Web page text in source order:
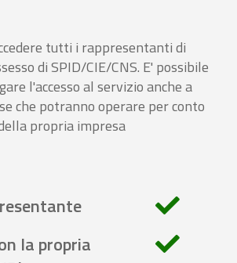
tutti i rappresentanti di
di SPID/CIE/CNS. E' possibile
l'accesso al servizio anche a
che potranno operare per conto
propria impresa
la propria